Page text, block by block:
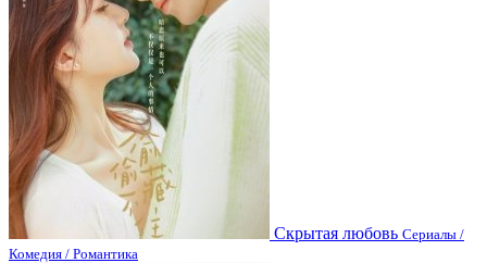
Скрытая любовь Сериалы /
Комедия / Романтика